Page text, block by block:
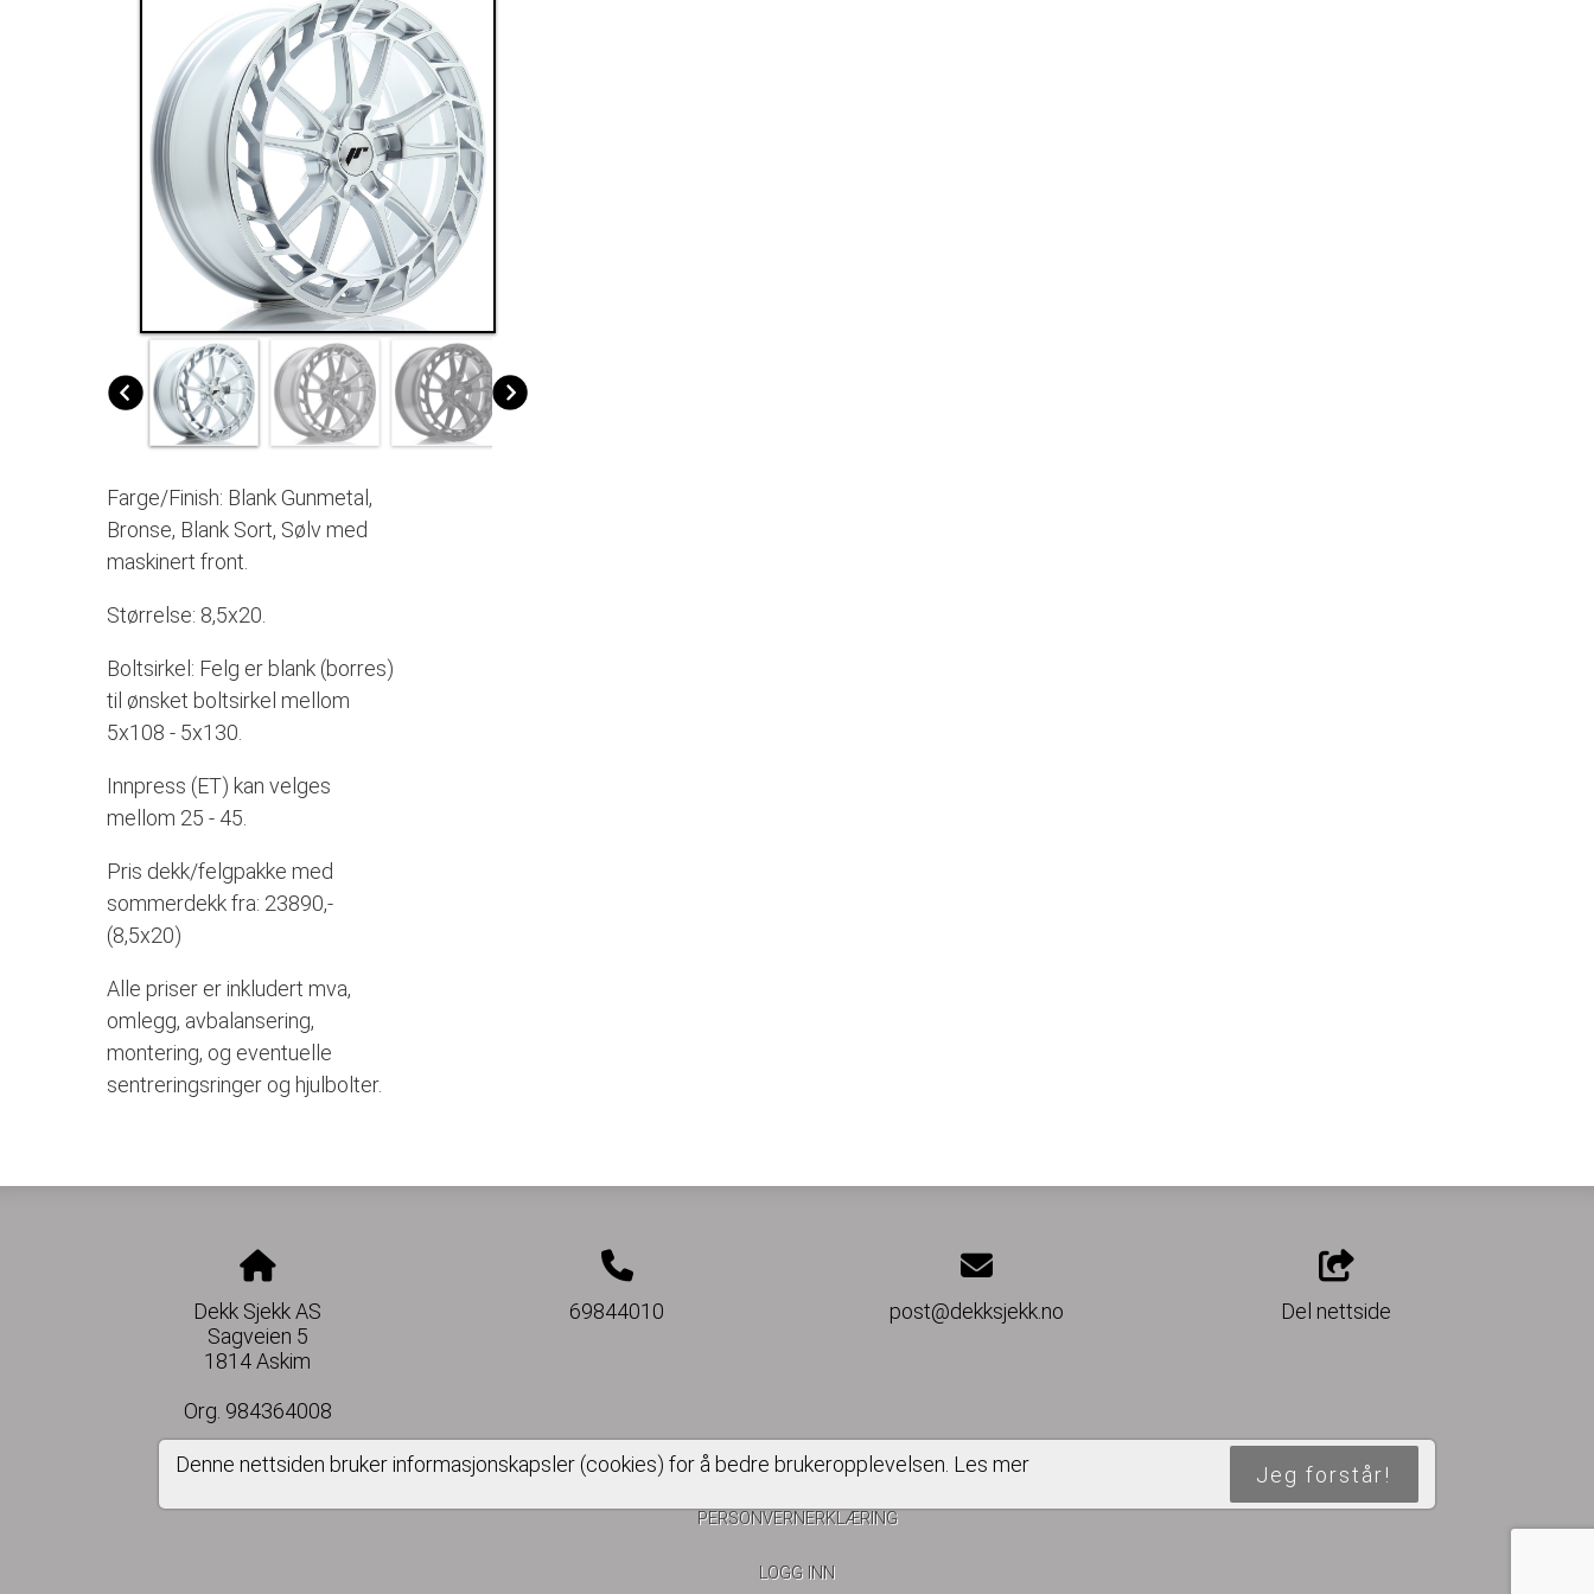
Farge/Finish: Blank Gunmetal,
Bronse, Blank Sort, Sølv med
maskinert front.
Størrelse: 8,5x20.
Boltsirkel: Felg er blank (borres)
til ønsket boltsirkel mellom
5x108 - 5x130.
Innpress (ET) kan velges
mellom 25 - 45.
Pris dekk/felgpakke med
sommerdekk fra: 23890,-
(8,5x20)
Alle priser er inkludert mva,
omlegg, avbalansering,
montering, og eventuelle
sentreringsringer og hjulbolter.
Dekk Sjekk AS
Sagveien 5
1814 Askim
Org. 984364008
69844010 post@dekksjekk.no Del nettside
Denne nettsiden bruker informasjonskapsler (cookies) for å bedre brukeropplevelsen. Les mer Jeg forstår!
PERSONVERNERKLÆRING
LOGG INN